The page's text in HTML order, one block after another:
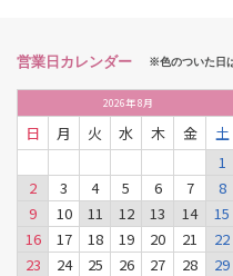
営業日カレンダー ※色のついた日
2026年8月
日 月 火 水 木 金
土
1
2
3 4 5 6 7
8
9
10 11 12 13 14
15
16
17 18 19 20 21
22
23
24 25 26 27 28
29